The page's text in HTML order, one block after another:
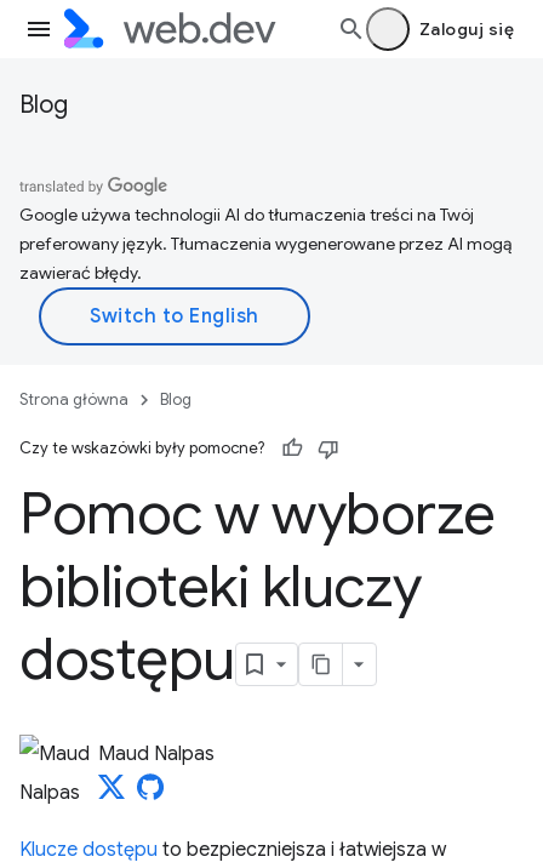
Zaloguj się
Blog
Google używa technologii AI do tłumaczenia treści na Twój
preferowany język. Tłumaczenia wygenerowane przez AI mogą
zawierać błędy.
Strona główna Blog
Czy te wskazówki były pomocne?
Pomoc w wyborze
biblioteki kluczy
dostępu
Maud Nalpas
Klucze dostępu to bezpieczniejsza i łatwiejsza w